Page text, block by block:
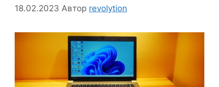
18.02.2023 Автор revolytion